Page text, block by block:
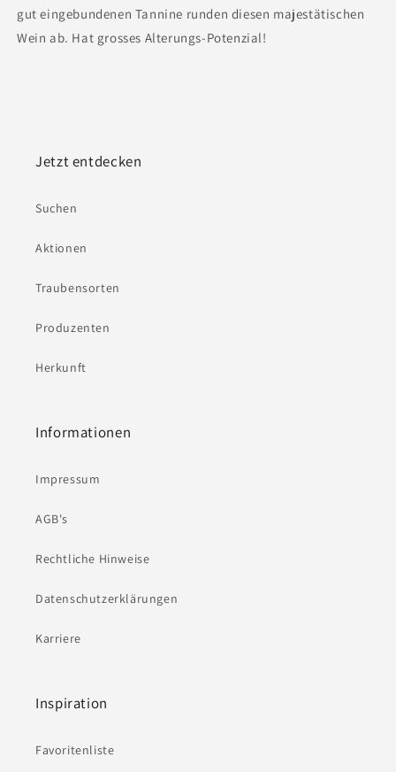
gut eingebundenen Tannine runden diesen majestätischen
Wein ab. Hat grosses Alterungs-Potenzial!
Jetzt entdecken
Suchen
Aktionen
Traubensorten
Produzenten
Herkunft
Informationen
Impressum
AGB's
Rechtliche Hinweise
Datenschutzerklärungen
Karriere
Inspiration
Favoritenliste